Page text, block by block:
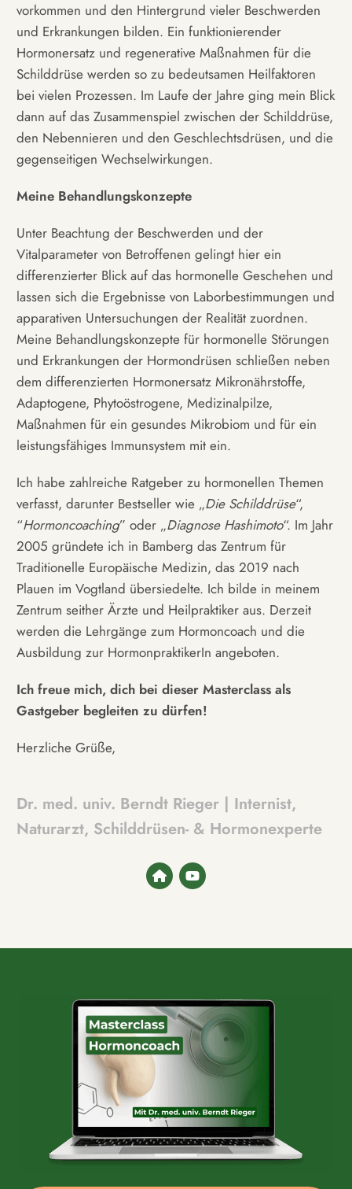
vorkommen und den Hintergrund vieler Beschwerden
und Erkrankungen bilden. Ein funktionierender
Hormonersatz und regenerative Maßnahmen für die
Schilddrüse werden so zu bedeutsamen Heilfaktoren
bei vielen Prozessen. Im Laufe der Jahre ging mein Blick
dann auf das Zusammenspiel zwischen der Schilddrüse,
den Nebennieren und den Geschlechtsdrüsen, und die
gegenseitigen Wechselwirkungen.
Meine Behandlungskonzepte
Unter Beachtung der Beschwerden und der
Vitalparameter von Betroffenen gelingt hier ein
differenzierter Blick auf das hormonelle Geschehen und
lassen sich die Ergebnisse von Laborbestimmungen und
apparativen Untersuchungen der Realität zuordnen.
Meine Behandlungskonzepte für hormonelle Störungen
und Erkrankungen der Hormondrüsen schließen neben
dem differenzierten Hormonersatz Mikronährstoffe,
Adaptogene, Phytoöstrogene, Medizinalpilze,
Maßnahmen für ein gesundes Mikrobiom und für ein
leistungsfähiges Immunsystem mit ein.
Ich habe zahlreiche Ratgeber zu hormonellen Themen
verfasst, darunter Bestseller wie „Die Schilddrüse“,
“Hormoncoaching” oder „Diagnose Hashimoto“. Im Jahr
2005 gründete ich in Bamberg das Zentrum für
Traditionelle Europäische Medizin, das 2019 nach
Plauen im Vogtland übersiedelte. Ich bilde in meinem
Zentrum seither Ärzte und Heilpraktiker aus. Derzeit
werden die Lehrgänge zum Hormoncoach und die
Ausbildung zur HormonpraktikerIn angeboten.
Ich freue mich, dich bei dieser Masterclass als
Gastgeber begleiten zu dürfen!
Herzliche Grüße,
Dr. med. univ. Berndt Rieger | Internist,
Naturarzt, Schilddrüsen- & Hormonexperte